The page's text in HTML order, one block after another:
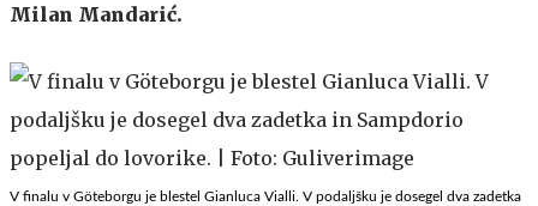
Milan Mandarić.
V finalu v Göteborgu je blestel Gianluca Vialli. V podaljšku je dosegel dva zadetka